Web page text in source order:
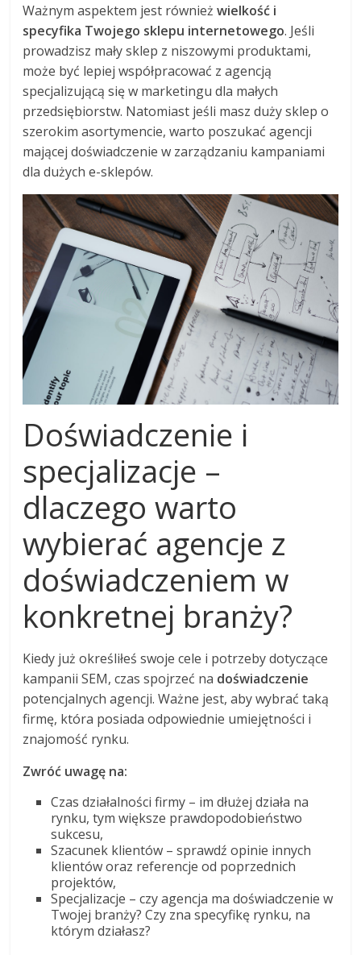
Ważnym aspektem jest równieżwielkość i
specyfika Twojego sklepu internetowego. Jeśli
prowadzisz mały sklep z niszowymi produktami,
może być lepiej współpracować z agencją
specjalizującą się w marketingu dla małych
przedsiębiorstw. Natomiast jeśli masz duży sklep o
szerokim asortymencie, warto poszukać agencji
mającej doświadczenie w zarządzaniu kampaniami
dla dużych e-sklepów.
Doświadczenie i
specjalizacje –
dlaczego warto
wybierać agencje z
doświadczeniem w
konkretnej branży?
Kiedy już określiłeś swoje cele i potrzeby dotyczące
kampanii SEM, czas spojrzeć na doświadczenie
potencjalnych agencji. Ważne jest, aby wybrać taką
firmę, która posiada odpowiednie umiejętności i
znajomość rynku.
Zwróć uwagę na:
Czas działalności firmy – im dłużej działa na
rynku, tym większe prawdopodobieństwo
sukcesu,
Szacunek klientów – sprawdź opinie innych
klientów oraz referencje od poprzednich
projektów,
Specjalizacje – czy agencja ma doświadczenie w
Twojej branży? Czy zna specyfikę rynku, na
którym działasz?